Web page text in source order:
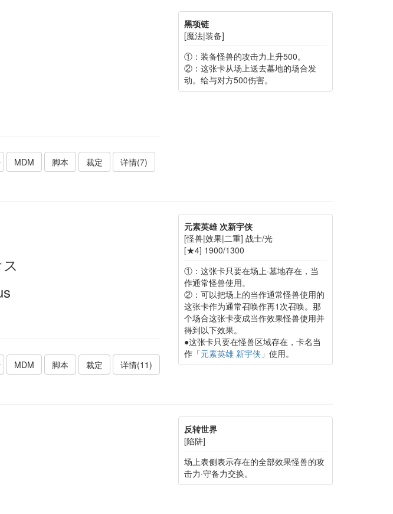
MDM 脚本 裁定 详情(7)
黑项链
[魔法|装备]
①：装备怪兽的攻击力上升500。
②：这张卡从场上送去墓地的场合发
动。给与对方500伤害。
MDM 脚本 裁定 详情(11)
元素英雄 次新宇侠
[怪兽|效果|二重] 战士/光
[★4] 1900/1300
①：这张卡只要在场上·墓地存在，当
作通常怪兽使用。
②：可以把场上的当作通常怪兽使用的
这张卡作为通常召唤作再1次召唤。那
个场合这张卡变成当作效果怪兽使用并
得到以下效果。
●这张卡只要在怪兽区域存在，卡名当
作「元素英雄 新宇侠 」使用。
反转世界
[陷阱]
场上表侧表示存在的全部效果怪兽的攻
击力·守备力交换。